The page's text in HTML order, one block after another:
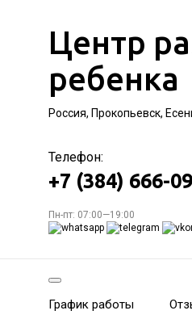
Центр
ребенка
Россия, Прокопьевск,
Телефон:
+7 (384) 666-
Пн-пт: 07:00—19:00
График работы